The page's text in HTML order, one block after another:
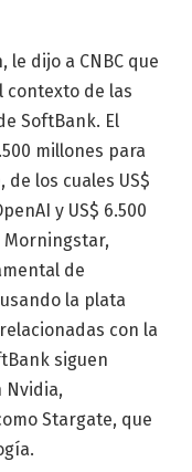
le dijo a CNBC que
contexto de las
SoftBank. El
millones para
los cuales US$
y US$ 6.500
Morningstar,
de
la plata
con la
siguen
Nvidia,
Stargate, que